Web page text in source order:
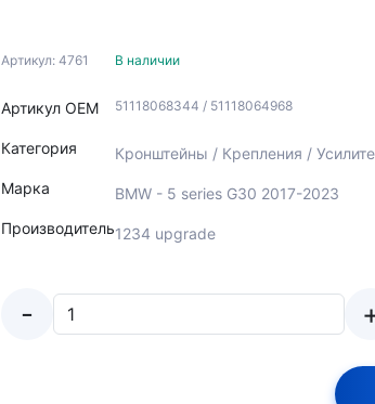
Артикул: 4761
Артикул ОЕМ
Категория
Марка
Производитель
В наличии
51118068344 / 51118064968
Кронштейны / Крепления /
BMW - 5 series G30 2017-2023
1234 upgrade
-